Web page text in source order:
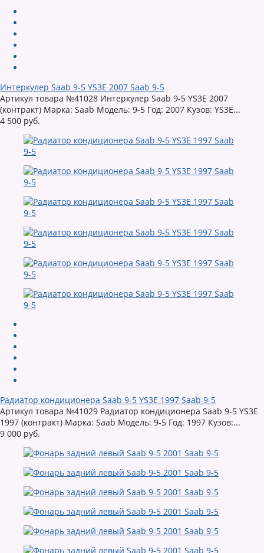
Интеркулер Saab 9-5 YS3E 2007 Saab 9-5
Артикул товара №41028 Интеркулер Saab 9-5 YS3E 2007
(контракт) Марка: Saab Модель: 9-5 Год: 2007 Кузов: YS3E...
4 500 руб.
Радиатор кондиционера Saab 9-5 YS3E 1997 Saab 9-5
Артикул товара №41029 Радиатор кондиционера Saab 9-5 YS3E
1997 (контракт) Марка: Saab Модель: 9-5 Год: 1997 Кузов:...
9 000 руб.